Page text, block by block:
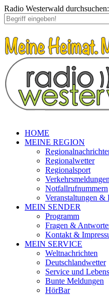
Radio Westerwald durchsuchen:
HOME
MEINE REGION
Regionalwetter
Regionalsport
Notfallrufnummern
Veranstaltungen &
MEIN SENDER
Programm
Fragen &
Kontakt &
MEIN SERVICE
Weltnachrichten
Deutschlandwetter
Service und
Bunte Meldungen
HörBar